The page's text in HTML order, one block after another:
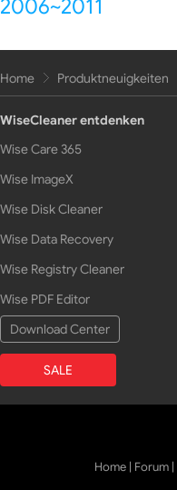
2006~2011
Home Produktneuigkeiten
WiseCleaner entdenken
Wise Care 365
Wise ImageX
Wise Disk Cleaner
Wise Data Recovery
Wise Registry Cleaner
Wise PDF Editor
Download Center
SALE
Home | Forum |